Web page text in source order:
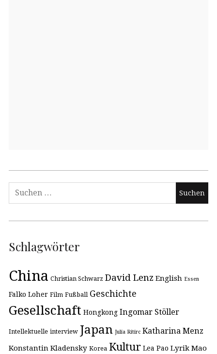
Schlagwörter
China Christian Schwarz David Lenz English Essen
Falko Loher Film Fußball Geschichte
Gesellschaft Hongkong Ingomar Stöller
Intellektuelle interview Japan Julia Ritirc Katharina Menz
Konstantin Kladensky Korea Kultur Lea Pao Lyrik Mao